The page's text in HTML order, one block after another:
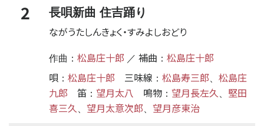
2 長唄新曲 住吉踊り
ながうたしんきょく・すみよしおどり
作曲： 松島庄十郎 ／ 補曲 ： 松島庄十郎
唄 ： 松島庄十郎 三味線 ： 松島寿三郎
松島庄
九郎
笛 ： 望月太八 鳴物 ： 望月長左久
堅田
喜三久
望月太意次郎 望月彦東治